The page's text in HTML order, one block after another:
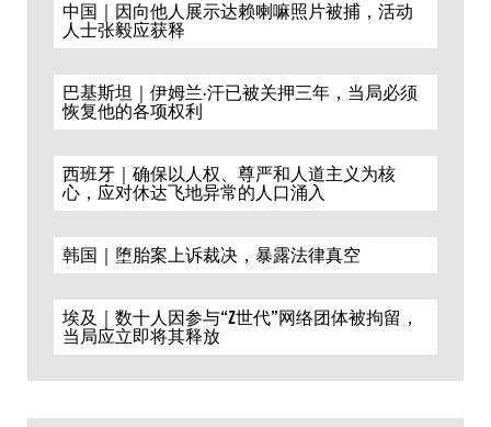
中国｜因向他人展示达赖喇嘛照片被捕，活动
人士张毅应获释
巴基斯坦｜伊姆兰·汗已被关押三年，当局必须
恢复他的各项权利
西班牙｜确保以人权、尊严和人道主义为核
心，应对休达飞地异常的人口涌入
韩国｜堕胎案上诉裁决，暴露法律真空
埃及｜数十人因参与“Z世代”网络团体被拘留，
当局应立即将其释放